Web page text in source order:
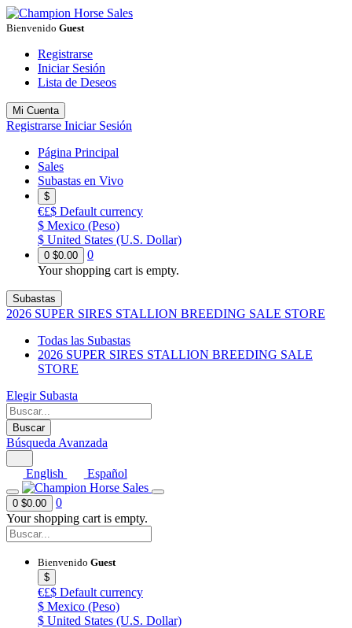
Bienvenido Guest
Registrarse
Iniciar Sesión
Lista de Deseos
Mi Cuenta
Registrarse Iniciar Sesión
Página Principal
Sales
Subastas en Vivo
$
€£$ Default currency
$ Mexico (Peso)
$ United States (U.S. Dollar)
0 $0.00
0
Your shopping cart is empty.
Subastas
2026 SUPER SIRES STALLION BREEDING SALE STORE
Todas las Subastas
2026 SUPER SIRES STALLION BREEDING SALE
STORE
Elegir Subasta
Buscar
Búsqueda Avanzada
English Español
0 $0.00
0
Your shopping cart is empty.
Bienvenido Guest
$
€£$ Default currency
$ Mexico (Peso)
$ United States (U.S. Dollar)